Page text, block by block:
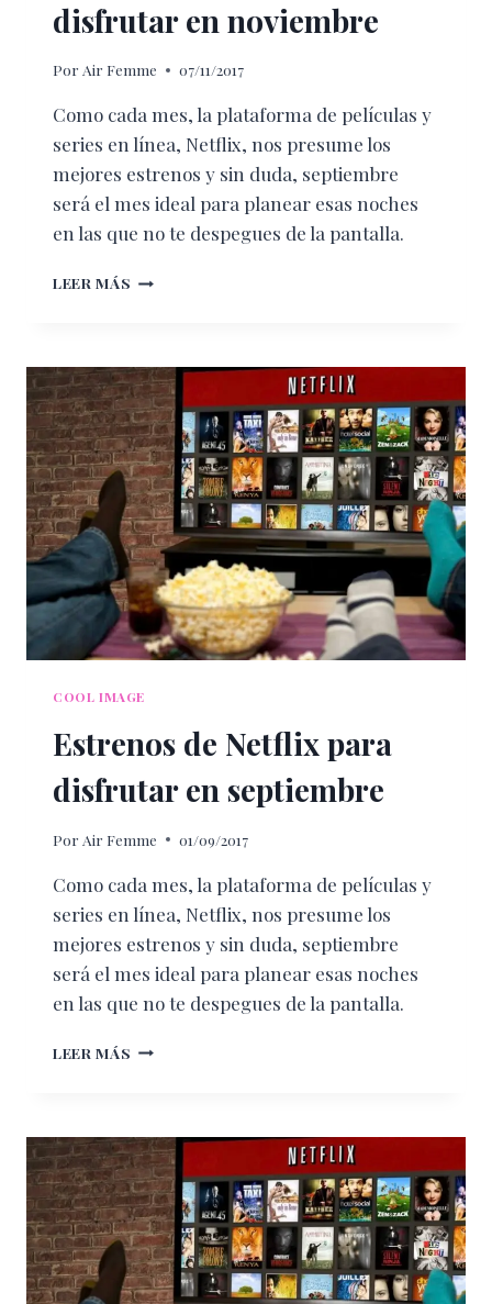
disfrutar en noviembre
Por Air Femme 07/11/2017
Como cada mes, la plataforma de películas y
series en línea, Netflix, nos presume los
mejores estrenos y sin duda, septiembre
será el mes ideal para planear esas noches
en las que no te despegues de la pantalla.
LEER MÁS ESTRENOS
DISFRUTAR
EN
NOVIEMBRE
COOL IMAGE
Estrenos de Netflix para
disfrutar en septiembre
Por Air Femme 01/09/2017
Como cada mes, la plataforma de películas y
series en línea, Netflix, nos presume los
mejores estrenos y sin duda, septiembre
será el mes ideal para planear esas noches
en las que no te despegues de la pantalla.
LEER MÁS ESTRENOS
DISFRUTAR
EN
SEPTIEMBRE